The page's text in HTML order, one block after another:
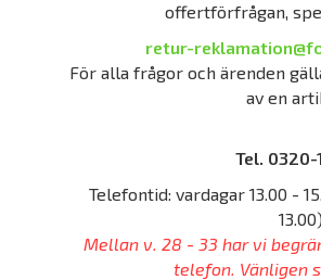
offertförfrågan,
retur-
För alla frågor och ärenden
av en
Tel. 0320-
Telefontid: vardagar 13.00 -
13.00)
Mellan v. 28 - 33 har vi
telefon. Vänligen